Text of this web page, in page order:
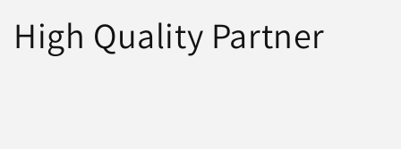
High Quality Partner